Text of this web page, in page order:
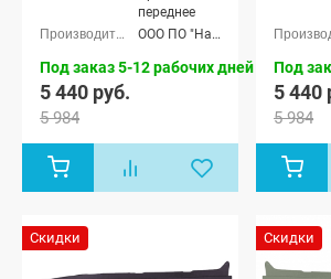
переднее
ООО ПО "Начало"
Под заказ 5-12 рабочих дней
5 440 руб.
5 984
Под
5 440
5 984
Скидки Скидки